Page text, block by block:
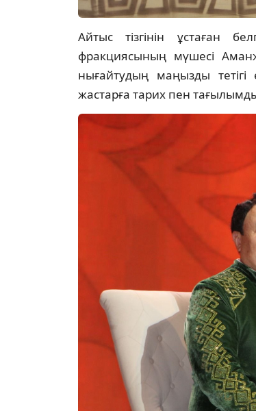
Айтыс тізгінін ұстаған
фракциясының мүшесі
нығайтудың маңызды
жастарға тарих пен